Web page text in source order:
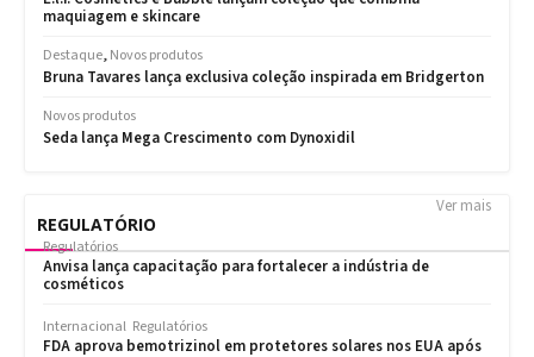
REGULATÓRIO
Ver mais
Regulatórios
Anvisa lança capacitação para fortalecer a indústria de
cosméticos
Internacional Regulatórios
FDA aprova bemotrizinol em protetores solares nos EUA após